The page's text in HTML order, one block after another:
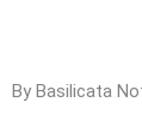
By Basilicata